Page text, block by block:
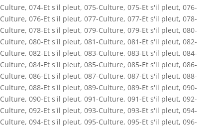
Culture, 074-Et s'il pleut, 075-Culture, 075-Et s'il pleut, 076-
Culture, 076-Et s'il pleut, 077-Culture, 077-Et s'il pleut, 078-
Culture, 078-Et s'il pleut, 079-Culture, 079-Et s'il pleut, 080-
Culture, 080-Et s'il pleut, 081-Culture, 081-Et s'il pleut, 082-
Culture, 082-Et s'il pleut, 083-Culture, 083-Et s'il pleut, 084-
Culture, 084-Et s'il pleut, 085-Culture, 085-Et s'il pleut, 086-
Culture, 086-Et s'il pleut, 087-Culture, 087-Et s'il pleut, 088-
Culture, 088-Et s'il pleut, 089-Culture, 089-Et s'il pleut, 090-
Culture, 090-Et s'il pleut, 091-Culture, 091-Et s'il pleut, 092-
Culture, 092-Et s'il pleut, 093-Culture, 093-Et s'il pleut, 094-
Culture, 094-Et s'il pleut, 095-Culture, 095-Et s'il pleut, 096-